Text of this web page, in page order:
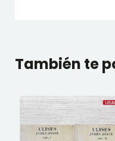
También te